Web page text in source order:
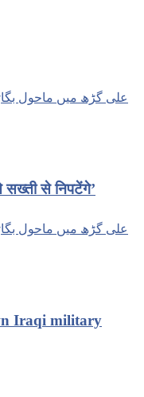
सख्ती से निपटेंगे’
Iraqi military